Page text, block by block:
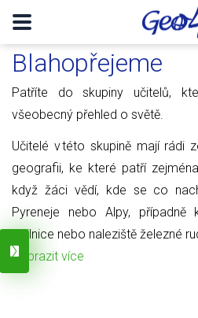
Blahopřejeme
Patříte do skupiny učitelů,
všeobecný přehled o světě.
Učitelé v této skupině mají rádi
geografii, ke které patří
když žáci vědí, kde se co
Pyreneje nebo Alpy,
obilnice nebo naleziště železné
Zobrazit více